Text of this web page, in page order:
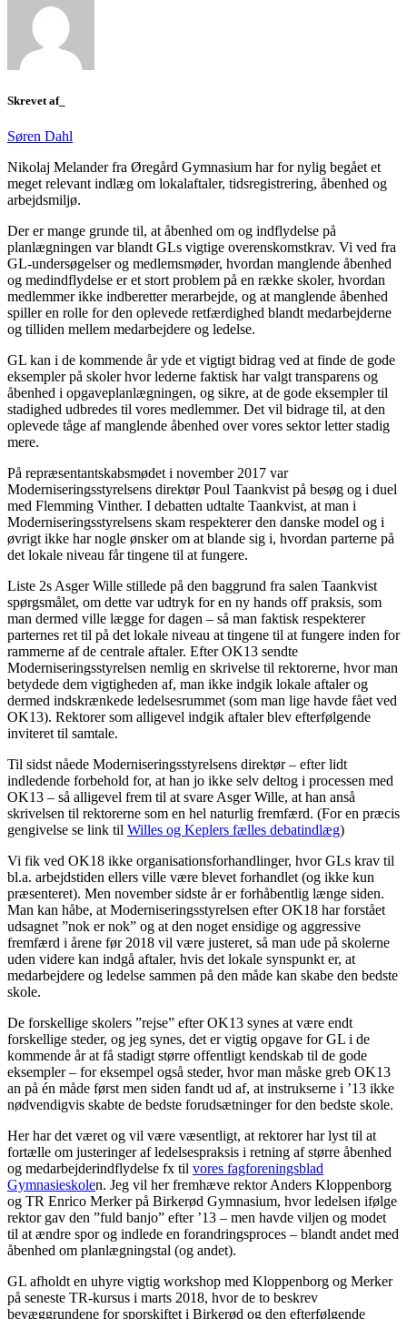
Skrevet af_
Søren Dahl
Nikolaj Melander fra Øregård Gymnasium har for nylig begået et
meget relevant indlæg om lokalaftaler, tidsregistrering, åbenhed og
arbejdsmiljø.
Der er mange grunde til, at åbenhed om og indflydelse på
planlægningen var blandt GLs vigtige overenskomstkrav. Vi ved fra
GL-undersøgelser og medlemsmøder, hvordan manglende åbenhed
og medindflydelse er et stort problem på en række skoler, hvordan
medlemmer ikke indberetter merarbejde, og at manglende åbenhed
spiller en rolle for den oplevede retfærdighed blandt medarbejderne
og tilliden mellem medarbejdere og ledelse.
GL kan i de kommende år yde et vigtigt bidrag ved at finde de gode
eksempler på skoler hvor lederne faktisk har valgt transparens og
åbenhed i opgaveplanlægningen, og sikre, at de gode eksempler til
stadighed udbredes til vores medlemmer. Det vil bidrage til, at den
oplevede tåge af manglende åbenhed over vores sektor letter stadig
mere.
På repræsentantskabsmødet i november 2017 var
Moderniseringsstyrelsens direktør Poul Taankvist på besøg og i duel
med Flemming Vinther. I debatten udtalte Taankvist, at man i
Moderniseringsstyrelsens skam respekterer den danske model og i
øvrigt ikke har nogle ønsker om at blande sig i, hvordan parterne på
det lokale niveau får tingene til at fungere.
Liste 2s Asger Wille stillede på den baggrund fra salen Taankvist
spørgsmålet, om dette var udtryk for en ny hands off praksis, som
man dermed ville lægge for dagen – så man faktisk respekterer
parternes ret til på det lokale niveau at tingene til at fungere inden for
rammerne af de centrale aftaler. Efter OK13 sendte
Moderniseringsstyrelsen nemlig en skrivelse til rektorerne, hvor man
betydede dem vigtigheden af, man ikke indgik lokale aftaler og
dermed indskrænkede ledelsesrummet (som man lige havde fået ved
OK13). Rektorer som alligevel indgik aftaler blev efterfølgende
inviteret til samtale.
Til sidst nåede Moderniseringsstyrelsens direktør – efter lidt
indledende forbehold for, at han jo ikke selv deltog i processen med
OK13 – så alligevel frem til at svare Asger Wille, at han anså
skrivelsen til rektorerne som en hel naturlig fremfærd. (For en præcis
gengivelse se link til Willes og Keplers fælles debatindlæg)
Vi fik ved OK18 ikke organisationsforhandlinger, hvor GLs krav til
bl.a. arbejdstiden ellers ville være blevet forhandlet (og ikke kun
præsenteret). Men november sidste år er forhåbentlig længe siden.
Man kan håbe, at Moderniseringsstyrelsen efter OK18 har forstået
udsagnet ”nok er nok” og at den noget ensidige og aggressive
fremfærd i årene før 2018 vil være justeret, så man ude på skolerne
uden videre kan indgå aftaler, hvis det lokale synspunkt er, at
medarbejdere og ledelse sammen på den måde kan skabe den bedste
skole.
De forskellige skolers ”rejse” efter OK13 synes at være endt
forskellige steder, og jeg synes, det er vigtig opgave for GL i de
kommende år at få stadigt større offentligt kendskab til de gode
eksempler – for eksempel også steder, hvor man måske greb OK13
an på én måde først men siden fandt ud af, at instrukserne i ’13 ikke
nødvendigvis skabte de bedste forudsætninger for den bedste skole.
Her har det været og vil være væsentligt, at rektorer har lyst til at
fortælle om justeringer af ledelsespraksis i retning af større åbenhed
og medarbejderindflydelse fx til vores fagforeningsblad
Gymnasieskolen. Jeg vil her fremhæve rektor Anders Kloppenborg
og TR Enrico Merker på Birkerød Gymnasium, hvor ledelsen ifølge
rektor gav den ”fuld banjo” efter ’13 – men havde viljen og modet
til at ændre spor og indlede en forandringsproces – blandt andet med
åbenhed om planlægningstal (og andet).
GL afholdt en uhyre vigtig workshop med Kloppenborg og Merker
på seneste TR-kursus i marts 2018, hvor de to beskrev
bevæggrundene for sporskiftet i Birkerød og den efterfølgende